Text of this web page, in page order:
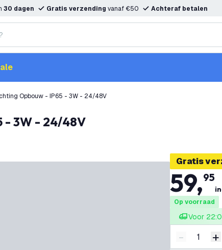
30 dagen Gratis verzending vanaf €50 Achteraf betalen
Opbouw - IP65 - 3W - 24/48V
- 3W - 24/48V
Gratis
59,95
Op voorraad
Voor
Verminder
- +